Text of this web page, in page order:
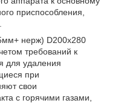
приспособления,
нерж) D200х280
требований к
для удаления
при
свои
с горячими газами,